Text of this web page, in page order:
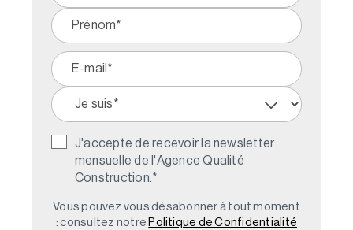
J'accepte de recevoir la newsletter
mensuelle de l'Agence Qualité
Construction. *
Vous pouvez vous désabonner à tout moment
: consultez notre Politique de Confidentialité